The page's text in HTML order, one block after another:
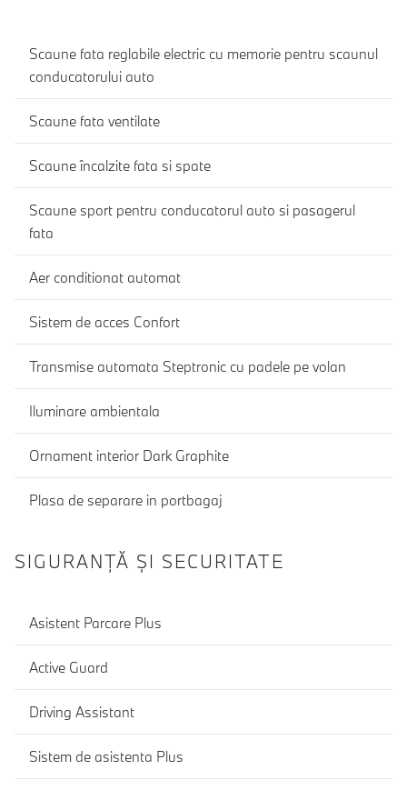
Scaune fata reglabile electric cu memorie pentru scaunul
conducatorului auto
Scaune fata ventilate
Scaune încalzite fata si spate
Scaune sport pentru conducatorul auto si pasagerul
fata
Aer conditionat automat
Sistem de acces Confort
Transmise automata Steptronic cu padele pe volan
Iluminare ambientala
Ornament interior Dark Graphite
Plasa de separare in portbagaj
SIGURANŢĂ ŞI SECURITATE
Asistent Parcare Plus
Active Guard
Driving Assistant
Sistem de asistenta Plus